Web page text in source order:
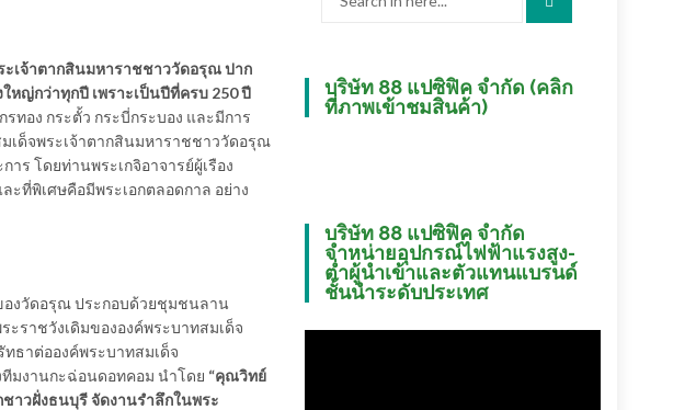
เจ้าตากสินมหาราชชาววัดอรุณ ปาก
หญ่กว่าทุกปี เพราะเป็นปีที่ครบ 250 ปี
ทอง กระตั้ว กระบี่กระบอง และมีการ
เด็จพระเจ้าตากสินมหาราชชาววัดอรุณ
ร โดยท่านพระเกจิอาจารย์ผู้เรือง
ที่พิเศษคือมีพระเอกตลอดกาล อย่าง
งวัดอรุณ ประกอบด้วยชุมชนลาน
ราชวังเดิมขององค์พระบาทสมเด็จ
ธาต่อองค์พระบาทสมเด็จ
มงานกะฉ่อนดอทคอม นำโดย “คุณวิทย์
วฝั่งธนบุรี จัดงานรำลึกในพระ
บริษัท 88 แปซิฟิค จำกัด (คลิก
ที่ภาพเข้าชมสินค้า)
บริษัท 88 แปซิฟิค จำกัด
จำหน่ายอุปกรณ์ไฟฟ้าแรงสูง-
ต่ำผู้นำเข้าและตัวแทนแบรนด์
ชั้นนำระดับประเทศ